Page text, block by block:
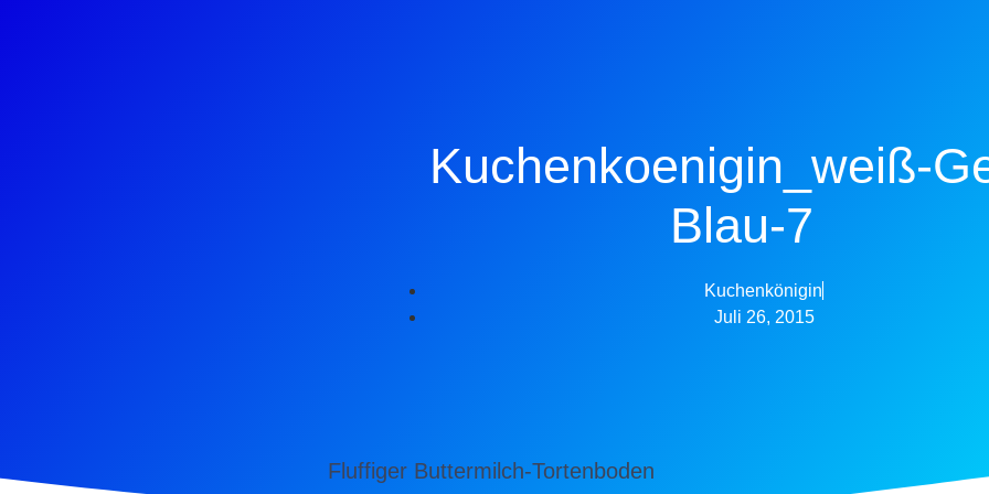
Kuchenkoenigin_weiß-
Blau-7
Kuchenkönigin
Juli 26, 2015
Fluffiger Buttermilch-Tortenboden